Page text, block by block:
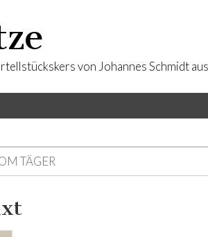
von Johannes Schmidt
TÄGER